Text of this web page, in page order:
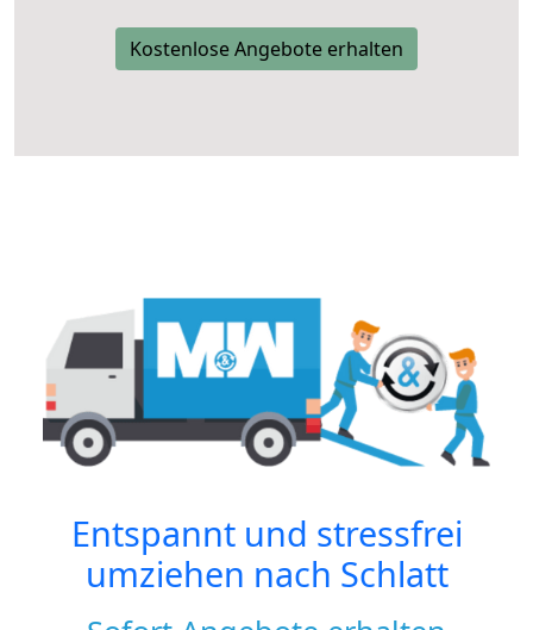
Kostenlose Angebote erhalten
Entspannt und stressfrei
umziehen nach Schlatt